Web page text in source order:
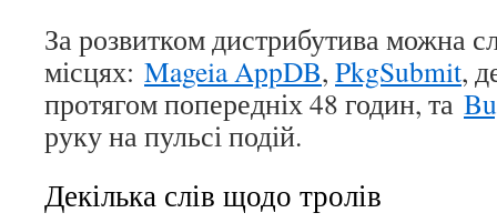
За розвитком дистрибутива можна
місцях: Mageia AppDB, PkgSubmit,
протягом попередніх 48 годин, та
руку на пульсі подій.
Декілька слів щодо тролів